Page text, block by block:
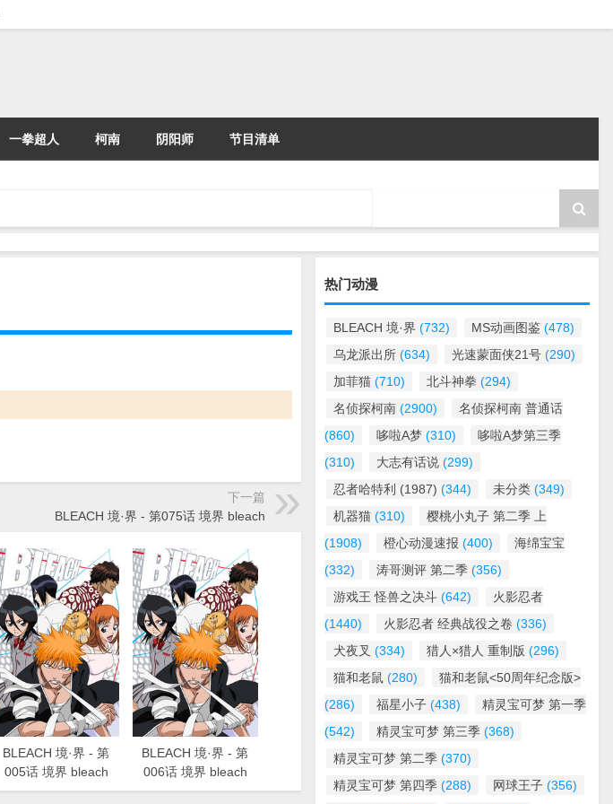
一拳超人 柯南 阴阳师 节目清单
下一篇
BLEACH 境·界 - 第075话 境界 bleach
BLEACH 境·界 - 第
005话 境界 bleach
BLEACH 境·界 - 第
006话 境界 bleach
热门动漫
BLEACH 境·界 (732) MS动画图鉴 (478)
乌龙派出所 (634) 光速蒙面侠21号 (290)
加菲猫 (710) 北斗神拳 (294)
名侦探柯南 (2900)
名侦探柯南 普通话
(860)
哆啦A梦 (310)
哆啦A梦第三季
(310)
大志有话说 (299)
忍者哈特利 (1987) (344) 未分类 (349)
机器猫 (310)
樱桃小丸子 第二季 上
(1908)
橙心动漫速报 (400)
海绵宝宝
(332)
涛哥测评 第二季 (356)
游戏王 怪兽之决斗 (642)
火影忍者
(1440)
火影忍者 经典战役之卷 (336)
犬夜叉 (334) 猎人×猎人 重制版 (296)
猫和老鼠 (280)
猫和老鼠<50周年纪念版>
(286)
福星小子 (438)
精灵宝可梦 第一季
(542)
精灵宝可梦 第三季 (368)
精灵宝可梦 第二季 (370)
精灵宝可梦 第四季 (288) 网球王子 (356)